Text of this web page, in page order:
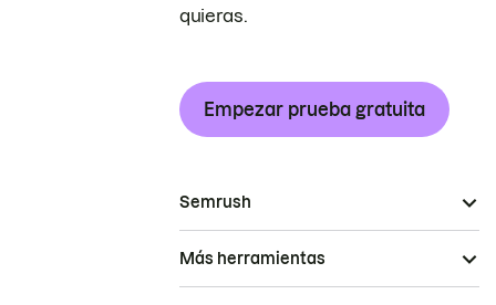
quieras.
Empezar prueba gratuita
Semrush
Más herramientas